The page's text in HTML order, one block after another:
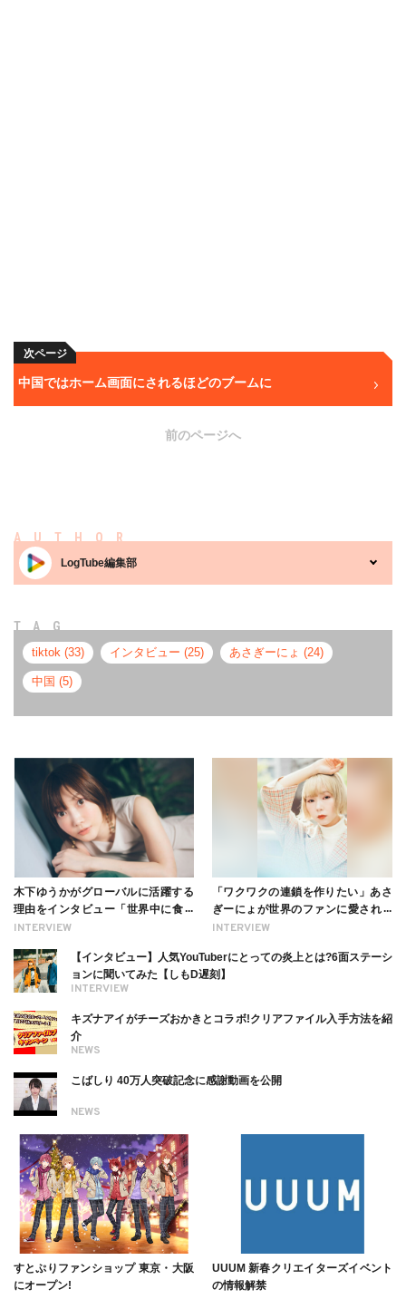
次ページ
中国ではホーム画面にされるほどのブームに
前のページへ
AUTHOR
LogTube編集部
TAG
tiktok (33) インタビュー (25) あさぎーにょ (24)
中国 (5)
INTERVIEW
木下ゆうかがグローバルに活躍する
理由をインタビュー「世界中に食べ
る幸せを伝えたい」新事務所加入に
INTERVIEW
「ワクワクの連鎖を作りたい」あさ
ぎーにょが世界のファンに愛される
理由【インタビュー】
INTERVIEW
【インタビュー】人気YouTuberにとっての炎上とは?6面ステーシ
ョンに聞いてみた【しもD遅刻】
NEWS
キズナアイがチーズおかきとコラボ!クリアファイル入手方法を紹
介
NEWS
こばしり 40万人突破記念に感謝動画を公開
すとぷりファンショップ 東京・大阪
にオープン!
UUUM 新春クリエイターズイベント
の情報解禁